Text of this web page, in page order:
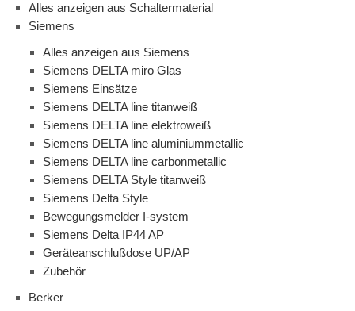
Alles anzeigen aus Schaltermaterial
Siemens
Alles anzeigen aus Siemens
Siemens DELTA miro Glas
Siemens Einsätze
Siemens DELTA line titanweiß
Siemens DELTA line elektroweiß
Siemens DELTA line aluminiummetallic
Siemens DELTA line carbonmetallic
Siemens DELTA Style titanweiß
Siemens Delta Style
Bewegungsmelder I-system
Siemens Delta IP44 AP
Geräteanschlußdose UP/AP
Zubehör
Berker